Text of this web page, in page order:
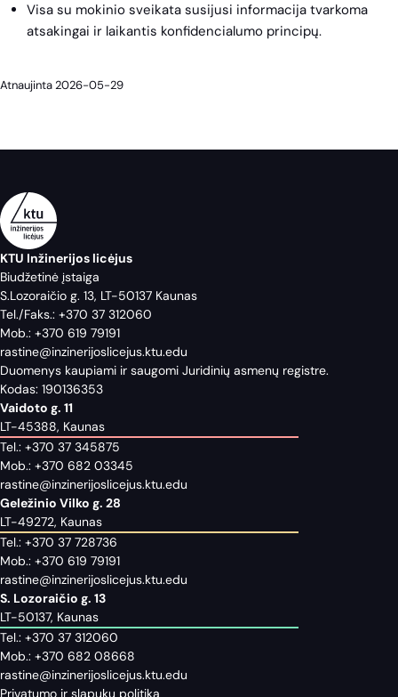
Visa su mokinio sveikata susijusi informacija tvarkoma
atsakingai ir laikantis konfidencialumo principų.
Atnaujinta 2026-05-29
KTU Inžinerijos licėjus
Biudžetinė įstaiga
S.Lozoraičio g. 13, LT-50137 Kaunas
Tel./Faks.: +370 37 312060
Mob.: +370 619 79191
rastine@inzinerijoslicejus.ktu.edu
Duomenys kaupiami ir saugomi Juridinių asmenų registre.
Kodas: 190136353
Vaidoto g. 11
LT-45388, Kaunas
Tel.: +370 37 345875
Mob.: +370 682 03345
rastine@inzinerijoslicejus.ktu.edu
Geležinio Vilko g. 28
LT-49272, Kaunas
Tel.: +370 37 728736
Mob.: +370 619 79191
rastine@inzinerijoslicejus.ktu.edu
S. Lozoraičio g. 13
LT-50137, Kaunas
Tel.: +370 37 312060
Mob.: +370 682 08668
rastine@inzinerijoslicejus.ktu.edu
Privatumo ir slapukų politika